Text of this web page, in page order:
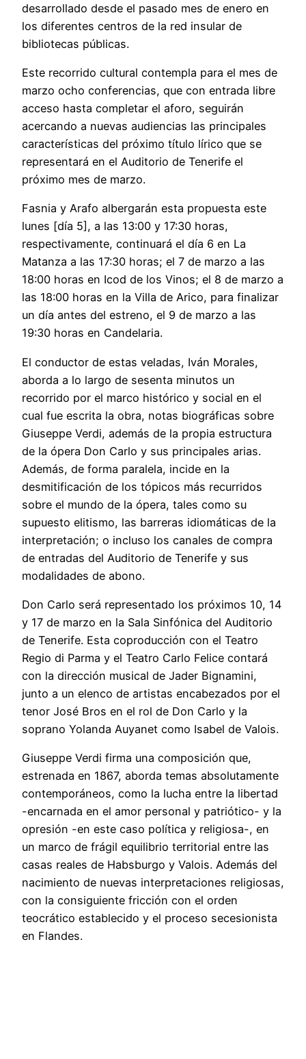
desarrollado desde el pasado mes de enero en
los diferentes centros de la red insular de
bibliotecas públicas.
Este recorrido cultural contempla para el mes de
marzo ocho conferencias, que con entrada libre
acceso hasta completar el aforo, seguirán
acercando a nuevas audiencias las principales
características del próximo título lírico que se
representará en el Auditorio de Tenerife el
próximo mes de marzo.
Fasnia y Arafo albergarán esta propuesta este
lunes [día 5], a las 13:00 y 17:30 horas,
respectivamente, continuará el día 6 en La
Matanza a las 17:30 horas; el 7 de marzo a las
18:00 horas en Icod de los Vinos; el 8 de marzo a
las 18:00 horas en la Villa de Arico, para finalizar
un día antes del estreno, el 9 de marzo a las
19:30 horas en Candelaria.
El conductor de estas veladas, Iván Morales,
aborda a lo largo de sesenta minutos un
recorrido por el marco histórico y social en el
cual fue escrita la obra, notas biográficas sobre
Giuseppe Verdi, además de la propia estructura
de la ópera Don Carlo y sus principales arias.
Además, de forma paralela, incide en la
desmitificación de los tópicos más recurridos
sobre el mundo de la ópera, tales como su
supuesto elitismo, las barreras idiomáticas de la
interpretación; o incluso los canales de compra
de entradas del Auditorio de Tenerife y sus
modalidades de abono.
Don Carlo será representado los próximos 10, 14
y 17 de marzo en la Sala Sinfónica del Auditorio
de Tenerife. Esta coproducción con el Teatro
Regio di Parma y el Teatro Carlo Felice contará
con la dirección musical de Jader Bignamini,
junto a un elenco de artistas encabezados por el
tenor José Bros en el rol de Don Carlo y la
soprano Yolanda Auyanet como Isabel de Valois.
Giuseppe Verdi firma una composición que,
estrenada en 1867, aborda temas absolutamente
contemporáneos, como la lucha entre la libertad
-encarnada en el amor personal y patriótico- y la
opresión -en este caso política y religiosa-, en
un marco de frágil equilibrio territorial entre las
casas reales de Habsburgo y Valois. Además del
nacimiento de nuevas interpretaciones religiosas,
con la consiguiente fricción con el orden
teocrático establecido y el proceso secesionista
en Flandes.